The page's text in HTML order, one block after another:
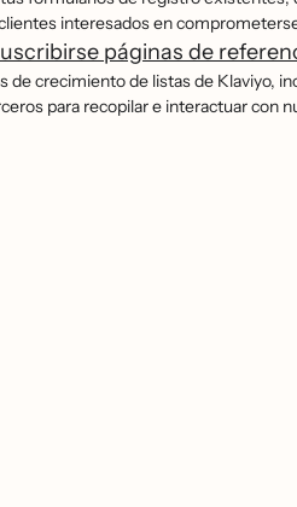
interesados en
páginas de
de crecimiento de listas de Klaviyo,
para recopilar e interactuar con